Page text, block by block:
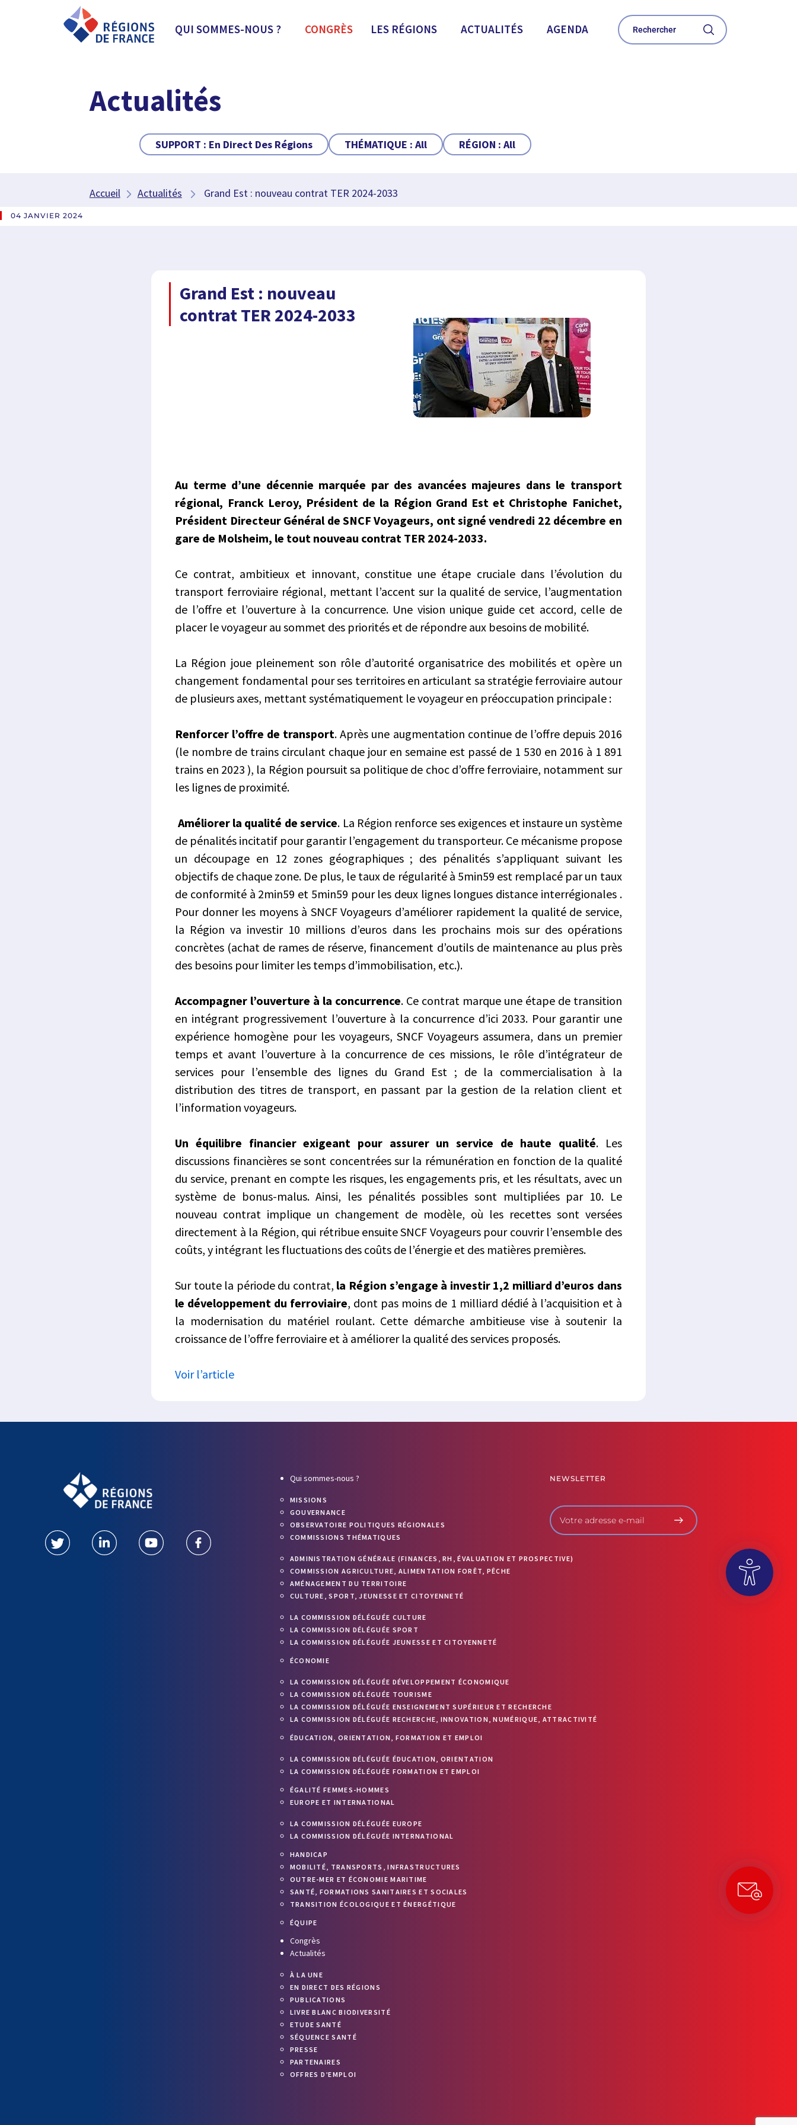
QUI SOMMES-NOUS ? CONGRÈS LES RÉGIONS ACTUALITÉS AGENDA
Actualités
SUPPORT : En Direct Des Régions THÉMATIQUE : All RÉGION : All
Accueil Actualités Grand Est : nouveau contrat TER 2024-2033
04 JANVIER 2024
Grand Est : nouveau
contrat TER 2024-2033
Au terme d’une décennie marquée par des avancées majeures dans le transport
régional, Franck Leroy, Président de la Région Grand Est et Christophe Fanichet,
Président Directeur Général de SNCF Voyageurs, ont signé vendredi 22 décembre en
gare de Molsheim, le tout nouveau contrat TER 2024-2033.
Ce contrat, ambitieux et innovant, constitue une étape cruciale dans l’évolution du
transport ferroviaire régional, mettant l’accent sur la qualité de service, l’augmentation
de l’offre et l’ouverture à la concurrence. Une vision unique guide cet accord, celle de
placer le voyageur au sommet des priorités et de répondre aux besoins de mobilité.
La Région joue pleinement son rôle d’autorité organisatrice des mobilités et opère un
changement fondamental pour ses territoires en articulant sa stratégie ferroviaire autour
de plusieurs axes, mettant systématiquement le voyageur en préoccupation principale :
Renforcer l’offre de transport. Après une augmentation continue de l’offre depuis 2016
(le nombre de trains circulant chaque jour en semaine est passé de 1 530 en 2016 à 1 891
trains en 2023 ), la Région poursuit sa politique de choc d’offre ferroviaire, notamment sur
les lignes de proximité.
Améliorer la qualité de service. La Région renforce ses exigences et instaure un système
de pénalités incitatif pour garantir l’engagement du transporteur. Ce mécanisme propose
un découpage en 12 zones géographiques ; des pénalités s’appliquant suivant les
objectifs de chaque zone. De plus, le taux de régularité à 5min59 est remplacé par un taux
de conformité à 2min59 et 5min59 pour les deux lignes longues distance interrégionales .
Pour donner les moyens à SNCF Voyageurs d’améliorer rapidement la qualité de service,
la Région va investir 10 millions d’euros dans les prochains mois sur des opérations
concrètes (achat de rames de réserve, financement d’outils de maintenance au plus près
des besoins pour limiter les temps d’immobilisation, etc.).
Accompagner l’ouverture à la concurrence. Ce contrat marque une étape de transition
en intégrant progressivement l’ouverture à la concurrence d’ici 2033. Pour garantir une
expérience homogène pour les voyageurs, SNCF Voyageurs assumera, dans un premier
temps et avant l’ouverture à la concurrence de ces missions, le rôle d’intégrateur de
services pour l’ensemble des lignes du Grand Est ; de la commercialisation à la
distribution des titres de transport, en passant par la gestion de la relation client et
l’information voyageurs.
Un équilibre financier exigeant pour assurer un service de haute qualité. Les
discussions financières se sont concentrées sur la rémunération en fonction de la qualité
du service, prenant en compte les risques, les engagements pris, et les résultats, avec un
système de bonus-malus. Ainsi, les pénalités possibles sont multipliées par 10. Le
nouveau contrat implique un changement de modèle, où les recettes sont versées
directement à la Région, qui rétribue ensuite SNCF Voyageurs pour couvrir l’ensemble des
coûts, y intégrant les fluctuations des coûts de l’énergie et des matières premières.
Sur toute la période du contrat, la Région s’engage à investir 1,2 milliard d’euros dans
le développement du ferroviaire, dont pas moins de 1 milliard dédié à l’acquisition et à
la modernisation du matériel roulant. Cette démarche ambitieuse vise à soutenir la
croissance de l’offre ferroviaire et à améliorer la qualité des services proposés.
Voir l’article
Qui sommes-nous ?
MISSIONS
GOUVERNANCE
OBSERVATOIRE POLITIQUES RÉGIONALES
COMMISSIONS THÉMATIQUES
ADMINISTRATION GÉNÉRALE (FINANCES, RH, ÉVALUATION ET PROSPECTIVE)
COMMISSION AGRICULTURE, ALIMENTATION FORÊT, PÊCHE
AMÉNAGEMENT DU TERRITOIRE
CULTURE, SPORT, JEUNESSE ET CITOYENNETÉ
LA COMMISSION DÉLÉGUÉE CULTURE
LA COMMISSION DÉLÉGUÉE SPORT
LA COMMISSION DÉLÉGUÉE JEUNESSE ET CITOYENNETÉ
ÉCONOMIE
LA COMMISSION DÉLÉGUÉE DÉVELOPPEMENT ÉCONOMIQUE
LA COMMISSION DÉLÉGUÉE TOURISME
LA COMMISSION DÉLÉGUÉE ENSEIGNEMENT SUPÉRIEUR ET RECHERCHE
LA COMMISSION DÉLÉGUÉE RECHERCHE, INNOVATION, NUMÉRIQUE, ATTRACTIVITÉ
ÉDUCATION, ORIENTATION, FORMATION ET EMPLOI
LA COMMISSION DÉLÉGUÉE ÉDUCATION, ORIENTATION
LA COMMISSION DÉLÉGUÉE FORMATION ET EMPLOI
ÉGALITÉ FEMMES-HOMMES
EUROPE ET INTERNATIONAL
LA COMMISSION DÉLÉGUÉE EUROPE
LA COMMISSION DÉLÉGUÉE INTERNATIONAL
HANDICAP
MOBILITÉ, TRANSPORTS, INFRASTRUCTURES
OUTRE-MER ET ÉCONOMIE MARITIME
SANTÉ, FORMATIONS SANITAIRES ET SOCIALES
TRANSITION ÉCOLOGIQUE ET ÉNERGÉTIQUE
ÉQUIPE
Congrès
Actualités
À LA UNE
EN DIRECT DES RÉGIONS
PUBLICATIONS
LIVRE BLANC BIODIVERSITÉ
ETUDE SANTÉ
SÉQUENCE SANTÉ
PRESSE
PARTENAIRES
OFFRES D’EMPLOI
NEWSLETTER